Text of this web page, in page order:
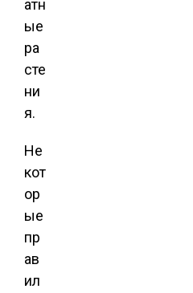
атн
ые
ра
сте
ни
я.
Не
кот
ор
ые
пр
ав
ил